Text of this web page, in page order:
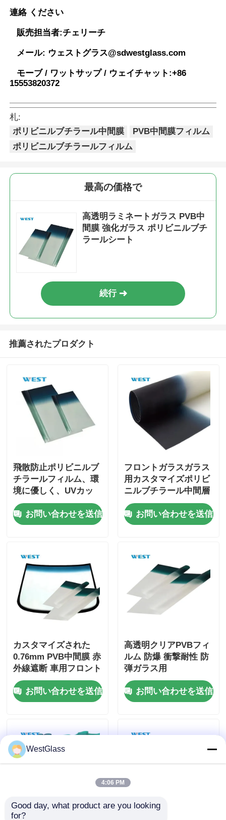
連絡 ください
販売担当者:チェリーチ
メール: ウェストグラス@sdwestglass.com
モーブ / ワットサップ / ウェイチャット:+86
15553820372
札:
ポリビニルブチラール中間膜
PVB中間膜フィルム
ポリビニルブチラールフィルム
最高の価格で
高透明ラミネートガラス PVB中
間膜 強化ガラス ポリビニルブチ
ラールシート
続行
推薦されたプロダクト
飛散防止ポリビニルブ
チラールフィルム、環
境に優しく、UVカッ
ト、遮音
お問い合わせを送信
フロントガラスガラス
用カスタマイズポリビ
ニルブチラール中間層
断熱材
お問い合わせを送信
カスタマイズされた
0.76mm PVB中間膜 赤
外線遮断 車用フロント
ガラス用
お問い合わせを送信
高透明クリアPVBフィ
ルム 防爆 衝撃耐性 防
弾ガラス用
お問い合わせを送信
WestGlass
4:06 PM
Good day, what product are you looking
for?